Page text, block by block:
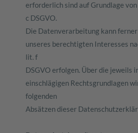
erforderlich sind auf Grundlage
c DSGVO.
Die Datenverarbeitung kann
unseres berechtigten Interesses
lit. f
DSGVO erfolgen. Über die jeweils
einschlägigen Rechtsgrundlagen
folgenden
Absätzen dieser